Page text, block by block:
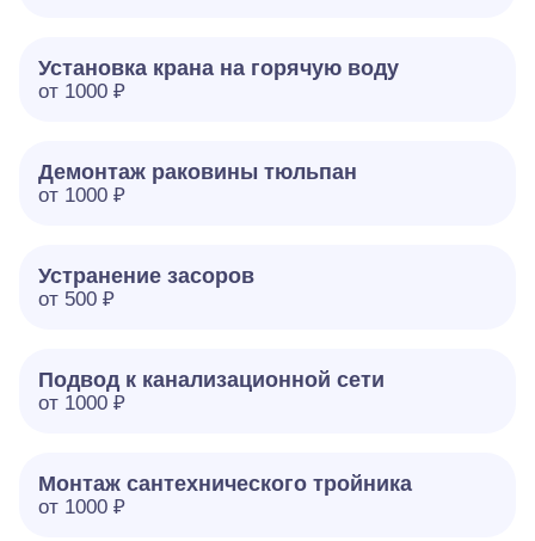
Установка крана на горячую воду
от 1000 ₽
Демонтаж раковины тюльпан
от 1000 ₽
Устранение засоров
от 500 ₽
Подвод к канализационной сети
от 1000 ₽
Монтаж сантехнического тройника
от 1000 ₽